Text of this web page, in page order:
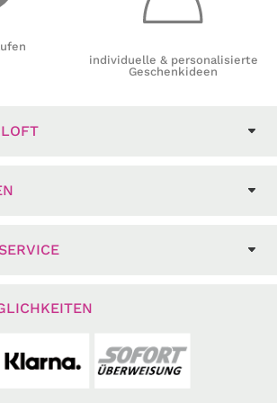
individuelle & personalisierte
Geschenkideen